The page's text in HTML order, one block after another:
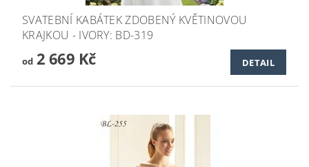
SVATEBNÍ KABÁTEK ZDOBENÝ KVĚTINOVOU
KRAJKOU - IVORY: BD-319
od2 669 Kč DETAIL